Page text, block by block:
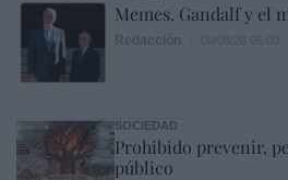
Memes. Gandalf y el
SOCIEDAD
Prohibido prevenir,
público